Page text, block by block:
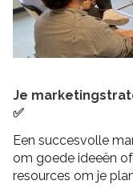
Je
✅
Een succesvolle
om goede ideeën
resources om je